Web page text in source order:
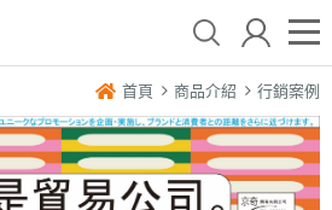
首頁 商品介紹 行銷案例